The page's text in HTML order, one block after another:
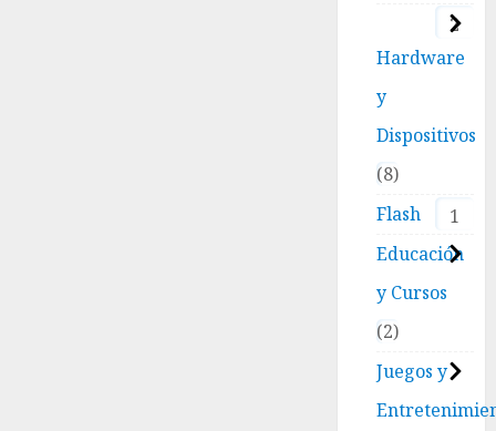
2
Hardware
y
Dispositivos
8
Flash
1
Educación
y Cursos
2
Juegos y